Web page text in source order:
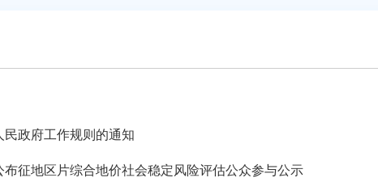
政府工作规则的通知
征地区片综合地价社会稳定风险评估公众参与公示